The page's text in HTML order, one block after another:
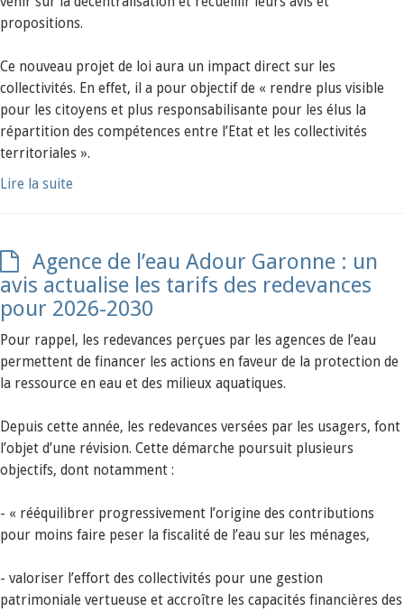
propositions.
Ce nouveau projet de loi aura un impact direct sur les
collectivités. En effet, il a pour objectif de « rendre plus visible
pour les citoyens et plus responsabilisante pour les élus la
répartition des compétences entre l’Etat et les collectivités
territoriales ».
Lire la suite
Agence de l’eau Adour Garonne : un
avis actualise les tarifs des redevances
pour 2026-2030
Pour rappel, les redevances perçues par les agences de l’eau
permettent de financer les actions en faveur de la protection de
la ressource en eau et des milieux aquatiques.
Depuis cette année, les redevances versées par les usagers, font
l’objet d’une révision. Cette démarche poursuit plusieurs
objectifs, dont notamment :
- « rééquilibrer progressivement l’origine des contributions
pour moins faire peser la fiscalité de l’eau sur les ménages,
- valoriser l’effort des collectivités pour une gestion
patrimoniale vertueuse et accroître les capacités financières des